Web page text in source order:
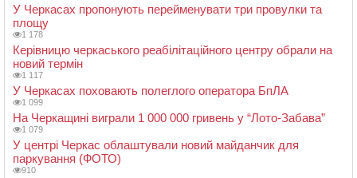
У Черкасах пропонують перейменувати три провулки та
площу
1 178
Керівницю черкаського реабілітаційного центру обрали на
новий термін
1 117
У Черкасах поховають полеглого оператора БпЛА
1 099
На Черкащині виграли 1 000 000 гривень у “Лото-Забава”
1 079
У центрі Черкас облаштували новий майданчик для
паркування (ФОТО)
910